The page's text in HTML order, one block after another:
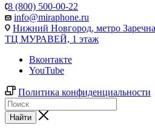
8 (800) 500-00-22
info@miraphone.ru
Нижний Новгород, метро
ТЦ МУРАВЕЙ, 1 этаж
Вконтакте
YouTube
Политика конфиденциальности
Найти